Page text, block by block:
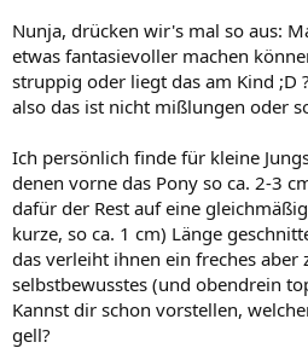
Nunja, drücken wir's mal so aus:
etwas fantasievoller machen
struppig oder liegt das am Kind ;D
also das ist nicht mißlungen oder
Ich persönlich finde für kleine
denen vorne das Pony so ca. 2-3
dafür der Rest auf eine
kurze, so ca. 1 cm) Länge
das verleiht ihnen ein freches aber
selbstbewusstes (und obendrein
Kannst dir schon vorstellen,
gell?